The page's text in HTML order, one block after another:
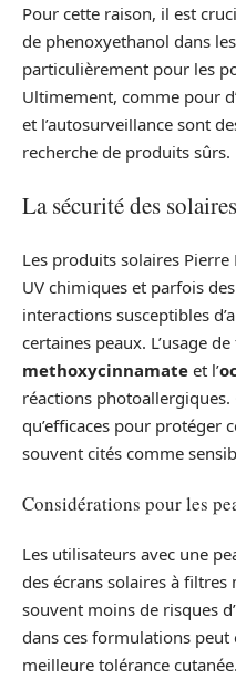
Pour cette raison, il est
de phenoxyethanol dans
particulièrement pour les
Ultimement, comme pour
et l’autosurveillance sont
recherche de produits sûrs.
La sécurité des
Les produits solaires
UV chimiques et parfois
interactions susceptibles
certaines peaux. L’usage
methoxycinnamate et l’
réactions photoallergiques.
qu’efficaces pour protéger
souvent cités comme
Considérations pour les
Les utilisateurs avec une
des écrans solaires à
souvent moins de risques
dans ces formulations
meilleure tolérance cutanée.